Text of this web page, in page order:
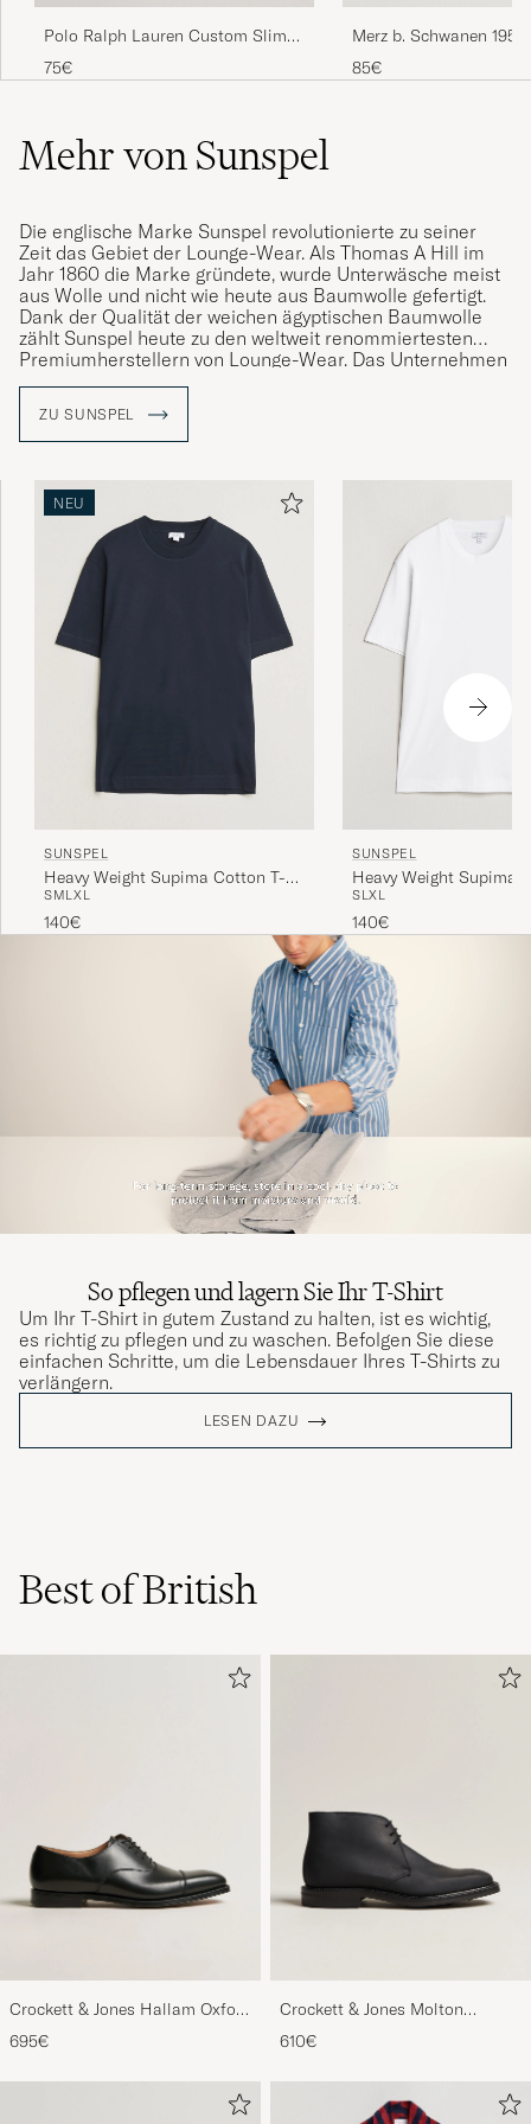
Polo Ralph Lauren Custom Slim
Fit Tee White
75€
Merz b. Schwanen
Loopwheeled T-shirt
85€
Mehr von Sunspel
Die englische Marke Sunspel revolutionierte zu seiner
Zeit das Gebiet der Lounge-Wear. Als Thomas A Hill im
Jahr 1860 die Marke gründete, wurde Unterwäsche meist
aus Wolle und nicht wie heute aus Baumwolle gefertigt.
Dank der Qualität der weichen ägyptischen Baumwolle
zählt Sunspel heute zu den weltweit renommiertesten
Premiumherstellern von Lounge-Wear. Das Unternehmen
verfolgt konstant diese Linie und steht für einfachen
ZU SUNSPEL
NEU
SUNSPEL
Heavy Weight Supima Cotton T-
Shirt Midnight Navy
SMLXL
140€
SUNSPEL
Heavy Weight Supima
Shirt White
SLXL
140€
So pflegen und lagern Sie Ihr T-Shirt
Um Ihr T-Shirt in gutem Zustand zu halten, ist es wichtig,
es richtig zu pflegen und zu waschen. Befolgen Sie diese
einfachen Schritte, um die Lebensdauer Ihres T-Shirts zu
verlängern.
LESEN DAZU
Best of British
Crockett & Jones Hallam Oxford
Black Calf
695€
Crockett & Jones Molton
Chukka Black Rough-Out Suede
610€